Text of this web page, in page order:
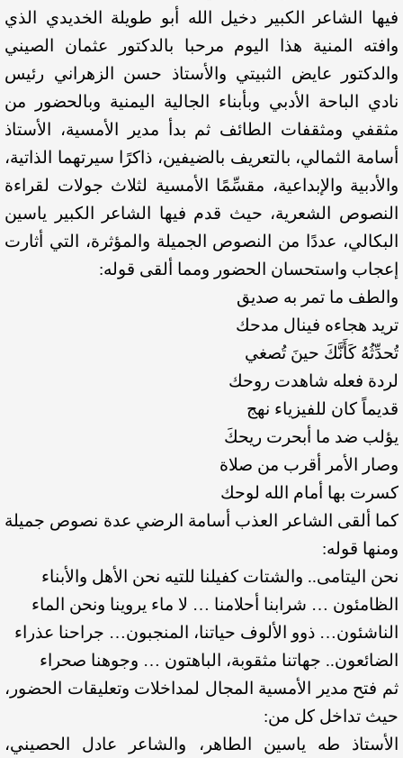
فيها الشاعر الكبير دخيل الله أبو طويلة الخديدي الذي
وافته المنية هذا اليوم مرحبا بالدكتور عثمان الصيني
والدكتور عايض الثبيتي والأستاذ حسن الزهراني رئيس
نادي الباحة الأدبي وبأبناء الجالية اليمنية وبالحضور من
مثقفي ومثقفات الطائف ثم بدأ مدير الأمسية، الأستاذ
أسامة الثمالي، بالتعريف بالضيفين، ذاكرًا سيرتهما الذاتية،
والأدبية والإبداعية، مقسِّمًا الأمسية لثلاث جولات لقراءة
النصوص الشعرية، حيث قدم فيها الشاعر الكبير ياسين
البكالي، عددًا من النصوص الجميلة والمؤثرة، التي أثارت
إعجاب واستحسان الحضور ومما ألقى قوله:
والطف ما تمر به صديق
تريد هجاءه فينال مدحك
تُحدِّثُهُ كَأَنَّكَ حينَ تُصغي
لردة فعله شاهدت روحك
قديماً كان للفيزياء نهج
يؤلب ضد ما أبحرت ريحكَ
وصار الأمر أقرب من صلاة
كسرت بها أمام الله لوحك
كما ألقى الشاعر العذب أسامة الرضي عدة نصوص جميلة
ومنها قوله:
نحن اليتامى.. والشتات كفيلنا للتيه نحن الأهل والأبناء
الظامئون … شرابنا أحلامنا … لا ماء يروينا ونحن الماء
الناشئون… ذوو الألوف حياتنا،
المنجبون… جراحنا عذراء
الضائعون.. جهاتنا مثقوبة،
الباهتون … وجوهنا صحراء
ثم فتح مدير الأمسية المجال لمداخلات وتعليقات الحضور،
حيث تداخل كل من:
الأستاذ طه ياسين الطاهر، والشاعر عادل الحصيني،